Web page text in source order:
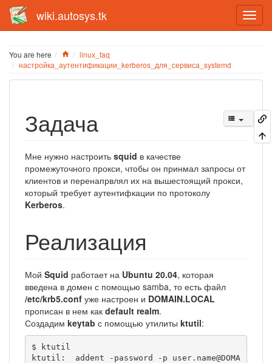
wiki.autosys.tk
You are here Home
linux_faq
настройка_аутентификации_kerberos_для_сервиса_systemd
Задача
Мне нужно настроить squid в качестве
промежуточного прокси, чтобы он принмал запросы от
клиентов и перенапрвлял их на вышестоящий прокси,
который требует аутентифкации по протоколу
Kerberos.
Реализация
Мой Squid работает на Ubuntu 20.04, которая
введена в домен с помощью samba, то есть файл
/etc/krb5.conf уже настроен и DOMAIN.LOCAL
прописан в нем как default realm.
Создадим keytab с помощью утилиты ktutil:
$ ktutil
ktutil:  addent -password -p user.name@DOMA